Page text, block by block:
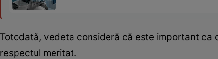
Totodată, vedeta consideră că este important ca
respectul meritat.